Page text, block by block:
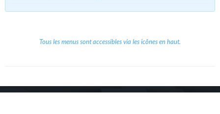
Tous les menus sont accessibles via les icônes en haut.